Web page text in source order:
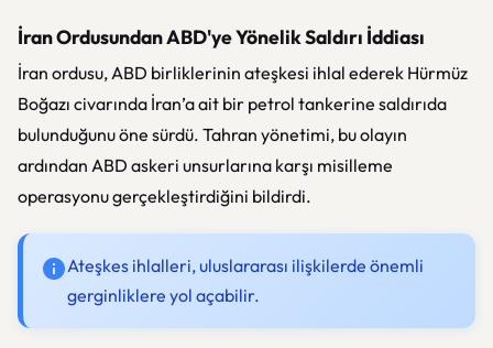
İran Ordusundan ABD'ye Yönelik Saldırı İddiası
İran ordusu, ABD birliklerinin ateşkesi ihlal ederek Hürmüz
Boğazı civarında İran’a ait bir petrol tankerine saldırıda
bulunduğunu öne sürdü. Tahran yönetimi, bu olayın
ardından ABD askeri unsurlarına karşı misilleme
operasyonu gerçekleştirdiğini bildirdi.
Ateşkes ihlalleri, uluslararası ilişkilerde önemli
gerginliklere yol açabilir.